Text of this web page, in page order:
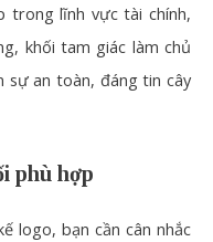
trong lĩnh vực tài chính,
khối tam giác làm chủ
an toàn, đáng tin cây
phù hợp
logo, bạn cần cân nhắc